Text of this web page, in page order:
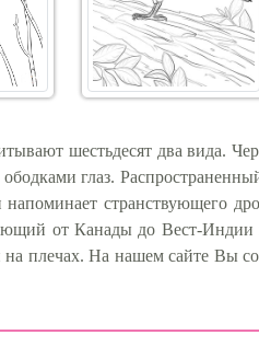
шестьдесят два вида.
глаз.
странствующего
от Канады до Вест-
плечах. На нашем сайте Вы